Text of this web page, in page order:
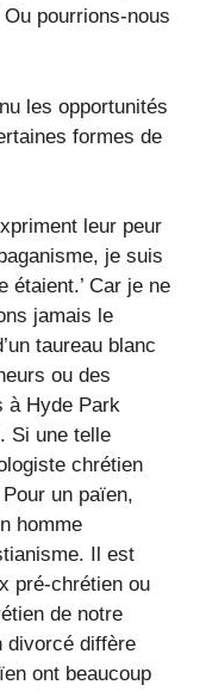
pourrions-nous
les opportunités
formes de
leur peur
je suis
étaient.’ Car je ne
jamais le
taureau blanc
ou des
à Hyde Park
Si une telle
chrétien
un païen,
homme
Il est
pré-chrétien ou
de notre
divorcé diffère
ont beaucoup